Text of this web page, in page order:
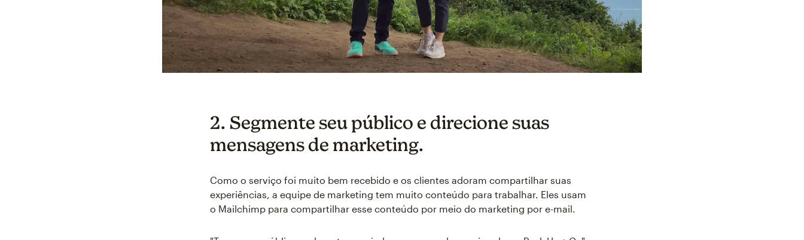
2. Segmente seu público e direcione suas
mensagens de marketing.
Como o serviço foi muito bem recebido e os clientes adoram compartilhar suas
experiências, a equipe de marketing tem muito conteúdo para trabalhar. Eles usam
o Mailchimp para compartilhar esse conteúdo por meio do marketing por e-mail.